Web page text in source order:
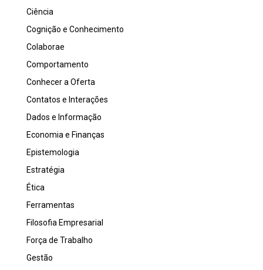
Ciência
Cognição e Conhecimento
Colaborae
Comportamento
Conhecer a Oferta
Contatos e Interações
Dados e Informação
Economia e Finanças
Epistemologia
Estratégia
Ética
Ferramentas
Filosofia Empresarial
Força de Trabalho
Gestão